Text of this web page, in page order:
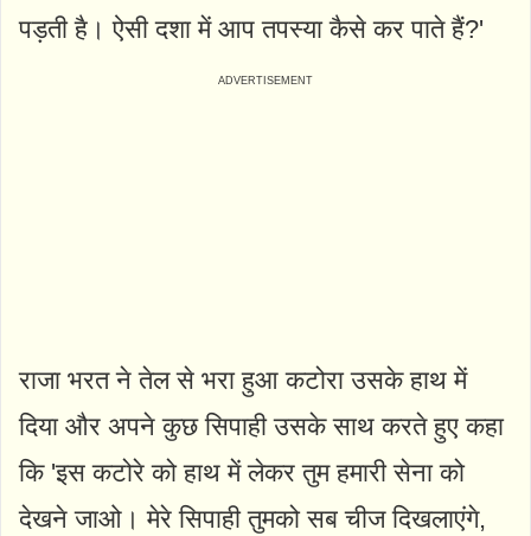
पड़ती है। ऐसी दशा में आप तपस्या कैसे कर पाते हैं?'
राजा भरत ने तेल से भरा हुआ कटोरा उसके हाथ में
दिया और अपने कुछ सिपाही उसके साथ करते हुए कहा
कि 'इस कटोरे को हाथ में लेकर तुम हमारी सेना को
देखने जाओ। मेरे सिपाही तुमको सब चीज दिखलाएंगे,